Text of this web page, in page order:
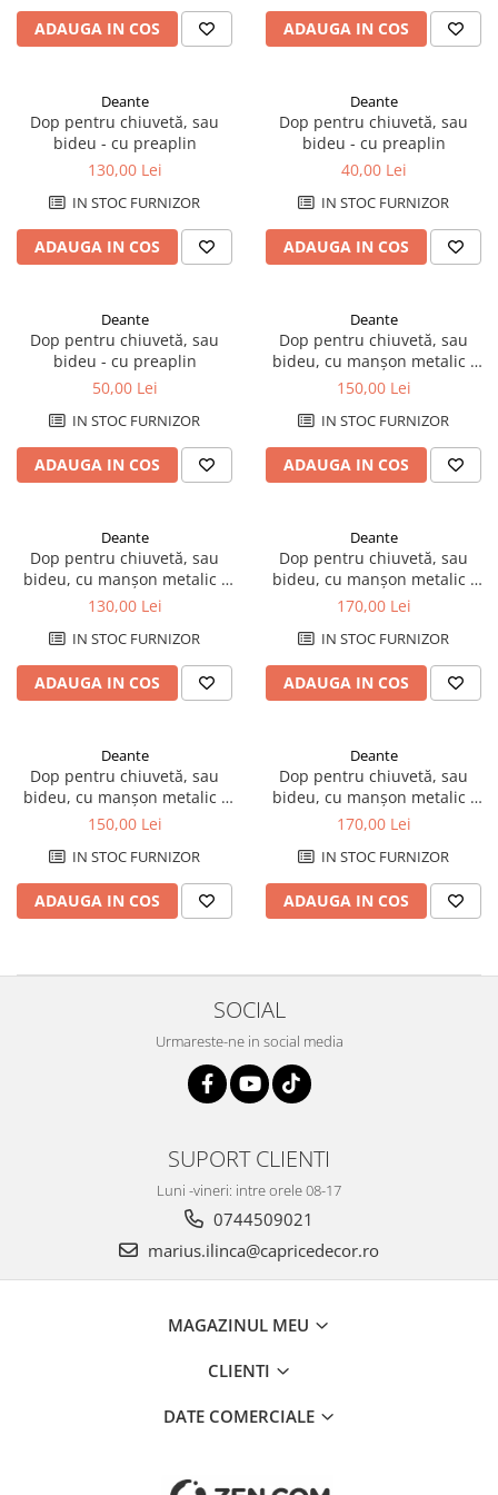
Paravane de cada
Seturi baterii
Baterii lavoar
Baterii bideu
Baterii dus
Baterii cada
Sisteme de dus
Coloane de dus
Brate si palarii de dus
Pare, furtunuri si accesorii dus
Module de dus incastrate
Rezervoare wc
Rezervoare incastrate
Cadre incastrate
Clapete de actionare
Cabine de dus
Paravane de dus Walk
Cabine simple de dus
Panouri si usi de dus
Rigole de dus
Mobilier baie
Seturi mobilier baie
Dulapuri cu oglinda
Oglinzi baie, oglinzi cosmetice si
corpuri de iluminat
Suport periute dinti
Cuiere si suporti prosop
Sifoane, racorduri si ventile
Vopsele pentru marcaje forestiere,
Tehnici decorative Jeger
Microciment
Aditivi microciment
Protectia microcimentului
Cornise tavan
ADAUGA IN COS ADAUGA IN COS
Deante
Dop pentru chiuvetă, sau
bideu - cu preaplin
130,00 Lei
IN STOC FURNIZOR
ADAUGA IN COS
Deante
Dop pentru chiuvetă, sau
bideu - cu preaplin
40,00 Lei
IN STOC FURNIZOR
ADAUGA IN COS
Deante
Dop pentru chiuvetă, sau
bideu - cu preaplin
50,00 Lei
IN STOC FURNIZOR
ADAUGA IN COS
Deante
Dop pentru chiuvetă, sau
bideu, cu manșon metalic -
universal
150,00 Lei
IN STOC FURNIZOR
ADAUGA IN COS
Deante
Dop pentru chiuvetă, sau
bideu, cu manșon metalic -
universal
130,00 Lei
IN STOC FURNIZOR
ADAUGA IN COS
Deante
Dop pentru chiuvetă, sau
bideu, cu manșon metalic -
universal
170,00 Lei
IN STOC FURNIZOR
ADAUGA IN COS
Deante
Dop pentru chiuvetă, sau
bideu, cu manșon metalic -
universal
150,00 Lei
IN STOC FURNIZOR
ADAUGA IN COS
Deante
Dop pentru chiuvetă, sau
bideu, cu manșon metalic -
universal
170,00 Lei
IN STOC FURNIZOR
ADAUGA IN COS
SOCIAL
Urmareste-ne in social media
SUPORT CLIENTI
Luni -vineri: intre orele 08-17
0744509021
marius.ilinca@capricedecor.ro
MAGAZINUL MEU
CLIENTI
DATE COMERCIALE